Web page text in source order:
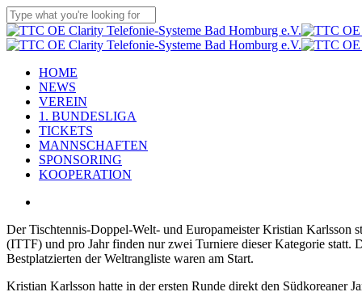
Skip
to
main
Close
Search
Menu
HOME
NEWS
VEREIN
1. BUNDESLIGA
TICKETS
MANNSCHAFTEN
SPONSORING
KOOPERATION
Der Tischtennis-Doppel-Welt- und Europameister Kristian Karlsson
(ITTF) und pro Jahr finden nur zwei Turniere dieser Kategorie statt.
Bestplatzierten der Weltrangliste waren am Start.
Kristian Karlsson hatte in der ersten Runde direkt den Südkoreaner